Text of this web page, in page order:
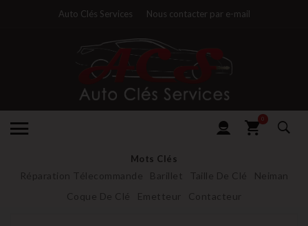
Auto Clés Services Nous contacter par e-mail
0
Mots Clés
Réparation Télecommande Barillet Taille De Clé
Neiman
Coque De Clé
Emetteur Contacteur